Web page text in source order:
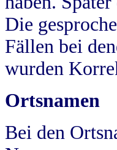
Die
Fällen bei
wurden
Ortsnamen
Bei den